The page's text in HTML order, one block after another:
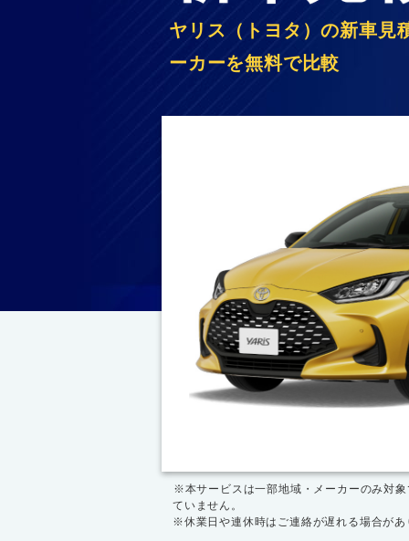
ヤリス（トヨタ）の新車見
ーカーを無料で比較
※本サービスは一部地域・メーカーのみ対象
ていません。
※休業日や連休時はご連絡が遅れる場合があ